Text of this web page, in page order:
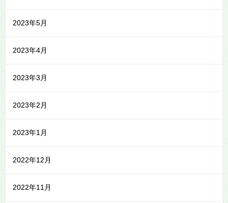
2023年5月
2023年4月
2023年3月
2023年2月
2023年1月
2022年12月
2022年11月